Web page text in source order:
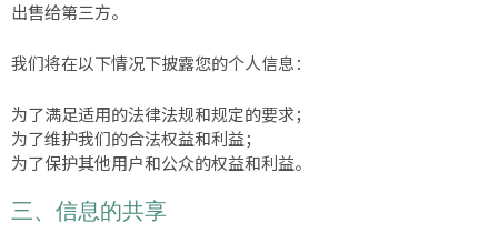
出售给第三方。
我们将在以下情况下披露您的个人信息：
为了满足适用的法律法规和规定的要求；
为了维护我们的合法权益和利益；
为了保护其他用户和公众的权益和利益。
三、信息的共享